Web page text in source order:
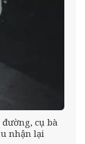
cụ bà
nhận lại